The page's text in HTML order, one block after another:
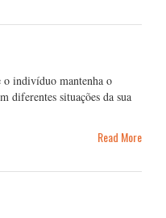
o indivíduo mantenha o
diferentes situações da sua
Read More